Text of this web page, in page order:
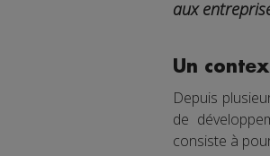
aux
Un
Depuis
de
consiste à